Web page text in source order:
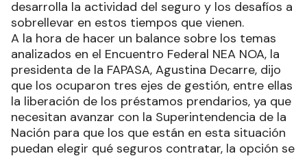
desarrolla la actividad del seguro y los desafíos a
sobrellevar en estos tiempos que vienen.
A la hora de hacer un balance sobre los temas
analizados en el Encuentro Federal NEA NOA, la
presidenta de la FAPASA, Agustina Decarre, dijo
que los ocuparon tres ejes de gestión, entre ellas
la liberación de los préstamos prendarios, ya que
necesitan avanzar con la Superintendencia de la
Nación para que los que están en esta situación
puedan elegir qué seguros contratar, la opción se